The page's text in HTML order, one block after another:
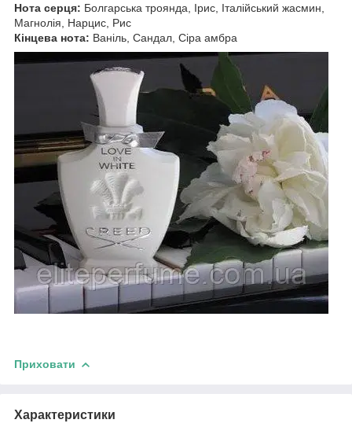
Нота серця: Болгарська троянда, Ірис, Італійський жасмин,
Магнолія, Нарцис, Рис
Кінцева нота: Ваніль, Сандал, Сіра амбра
Приховати
Характеристики